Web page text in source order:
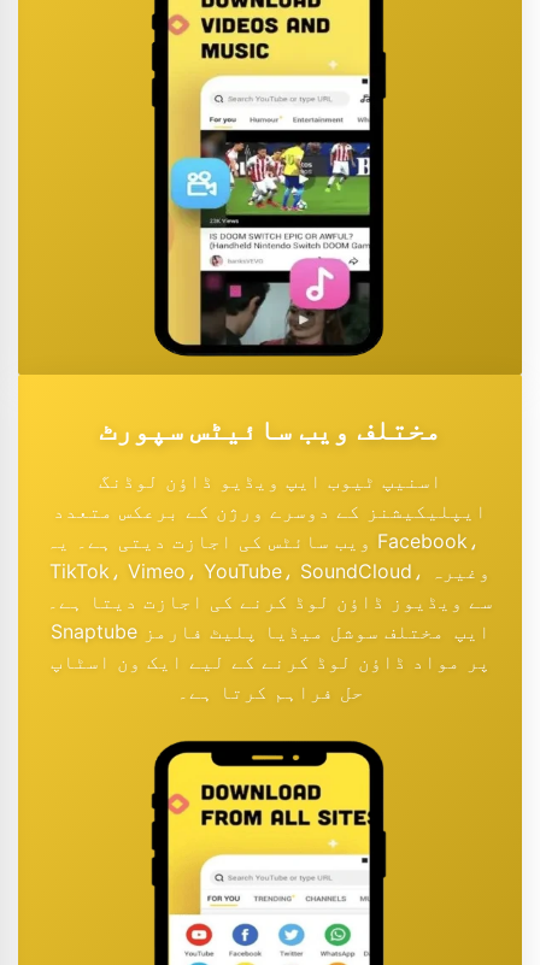
مختلف ویب سائیٹس سپورٹ
اسنیپ ٹیوب ایپ ویڈیو ڈاؤن لوڈنگ
ایپلیکیشنز کے دوسرے ورژن کے برعکس متعدد
ویب سائٹس کی اجازت دیتی ہے۔ یہ Facebook،
TikTok، Vimeo، YouTube، SoundCloud، وغیرہ
سے ویڈیوز ڈاؤن لوڈ کرنے کی اجازت دیتا ہے۔
Snaptube ایپ مختلف سوشل میڈیا پلیٹ فارمز
پر مواد ڈاؤن لوڈ کرنے کے لیے ایک ون اسٹاپ
حل فراہم کرتا ہے۔